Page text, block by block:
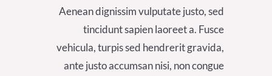
Aenean dignissim vulputate justo, sed
tincidunt sapien laoreet a. Fusce
vehicula, turpis sed hendrerit gravida,
ante justo accumsan nisi, non congue